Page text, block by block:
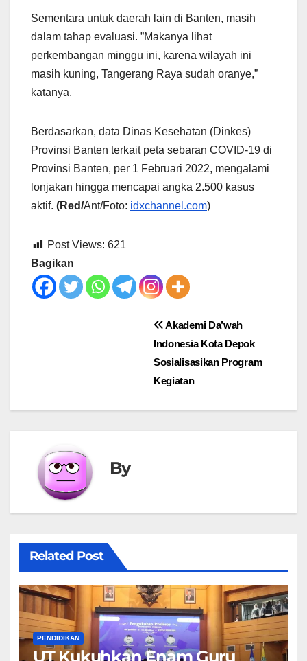
Sementara untuk daerah lain di Banten, masih
dalam tahap evaluasi. ”Makanya lihat
perkembangan minggu ini, karena wilayah ini
masih kuning, Tangerang Raya sudah oranye,”
katanya.
Berdasarkan, data Dinas Kesehatan (Dinkes)
Provinsi Banten terkait peta sebaran COVID-19 di
Provinsi Banten, per 1 Februari 2022, mengalami
lonjakan hingga mencapai angka 2.500 kasus
aktif. (Red/Ant/Foto: idxchannel.com)
Post Views: 621
Bagikan
Akademi Da’wah
Indonesia Kota Depok
Sosialisasikan Program
Kegiatan
By
Related Post
PENDIDIKAN
UT Kukuhkan Enam Guru